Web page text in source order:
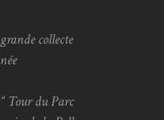
collecte
Tour du Parc